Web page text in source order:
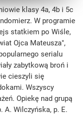
klasy 4a, 4b i 5c
W programie
statkiem po Wiśle,
Ojca Mateusza",
serialu
zabytkową broń i
cieszyli się
Wszyscy
Opiekę nad grupą
A. Wilczyńska, p. E.